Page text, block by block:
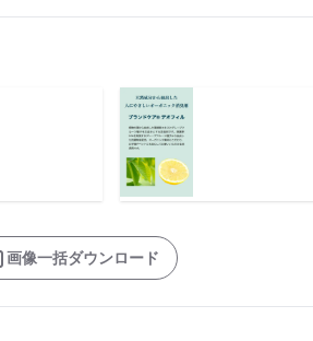
画像一括ダウンロード